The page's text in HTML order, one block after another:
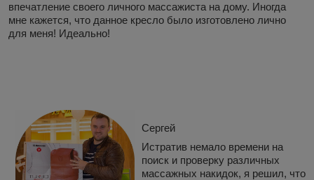
впечатление своего личного массажиста на дому. Иногда
мне кажется, что данное кресло было изготовлено лично
для меня! Идеально!
Сергей
Истратив немало времени на
поиск и проверку различных
массажных накидок, я решил, что